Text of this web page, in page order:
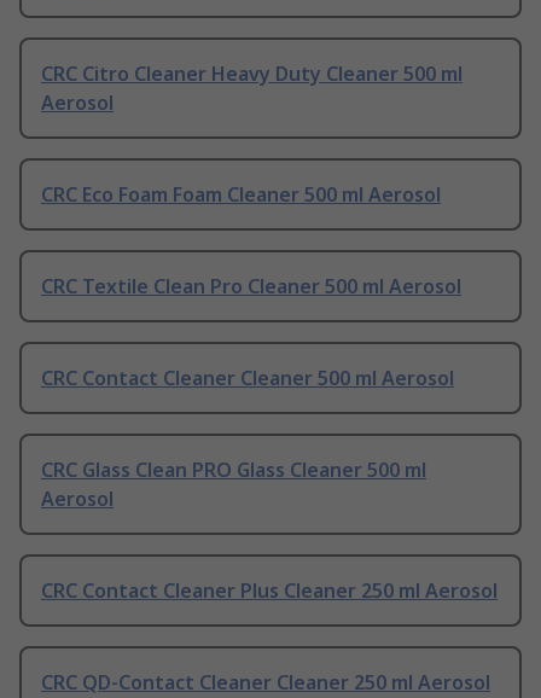
CRC Citro Cleaner Heavy Duty Cleaner 500 ml
Aerosol
CRC Eco Foam Foam Cleaner 500 ml Aerosol
CRC Textile Clean Pro Cleaner 500 ml Aerosol
CRC Contact Cleaner Cleaner 500 ml Aerosol
CRC Glass Clean PRO Glass Cleaner 500 ml
Aerosol
CRC Contact Cleaner Plus Cleaner 250 ml Aerosol
CRC QD-Contact Cleaner Cleaner 250 ml Aerosol